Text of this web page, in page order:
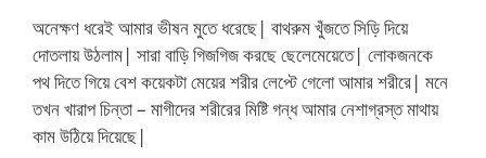
অনেক্ষণ ধরেই আমার ভীষন মুতে ধরেছে| বাথরুম খুঁজতে সিড়ি দিয়ে
দোতলায় উঠলাম| সারা বাড়ি গিজগিজ করছে ছেলেমেয়েতে| লোকজনকে
পথ দিতে গিয়ে বেশ কয়েকটা মেয়ের শরীর লেপ্টে গেলো আমার শরীরে| মনে
তখন খারাপ চিন্তা – মাগীদের শরীরের মিষ্টি গন্ধ আমার নেশাগ্রস্ত মাথায়
কাম উঠিয়ে দিয়েছে|